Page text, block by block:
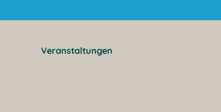
Veranstaltungen